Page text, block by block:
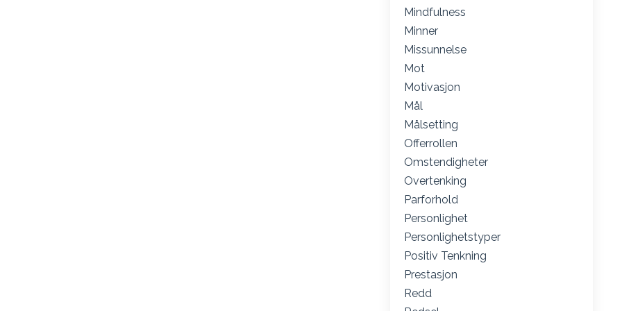
Mindfulness
Minner
Missunnelse
Mot
Motivasjon
Mål
Målsetting
Offerrollen
Omstendigheter
Overtenking
Parforhold
Personlighet
Personlighetstyper
Positiv Tenkning
Prestasjon
Redd